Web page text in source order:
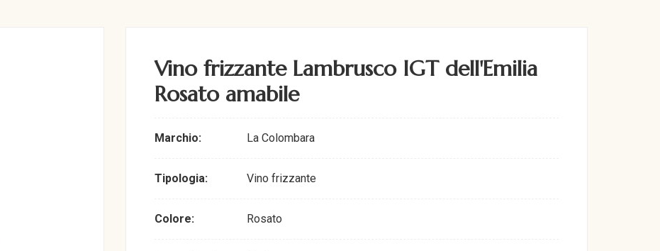
Vino frizzante Lambrusco IGT dell'Emilia
Rosato amabile
Marchio: La Colombara
Tipologia: Vino frizzante
Colore: Rosato